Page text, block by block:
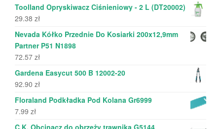
Toolland Opryskiwacz Ciśnieniowy - 2 L (DT20002)
29.38 zł
Nevada Kółko Przednie Do Kosiarki 200x12,9mm
Partner P51 N1898
72.57 zł
Gardena Easycut 500 B 12002-20
92.90 zł
Floraland Podkładka Pod Kolana Gr6999
7.99 zł
C.K. Obcinacz do obrzeży trawnika G5144